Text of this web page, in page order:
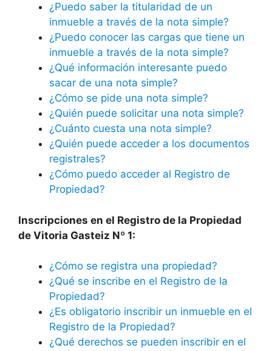
¿Puedo saber la titularidad de un
inmueble a través de la nota simple?
¿Puedo conocer las cargas que tiene un
inmueble a través de la nota simple?
¿Qué información interesante puedo
sacar de una nota simple?
¿Cómo se pide una nota simple?
¿Quién puede solicitar una nota simple?
¿Cuánto cuesta una nota simple?
¿Quién puede acceder a los documentos
registrales?
¿Cómo puedo acceder al Registro de
Propiedad?
Inscripciones en el Registro de la Propiedad
de Vitoria Gasteiz Nº 1:
¿Cómo se registra una propiedad?
¿Qué se inscribe en el Registro de la
Propiedad?
¿Es obligatorio inscribir un inmueble en el
Registro de la Propiedad?
¿Qué derechos se pueden inscribir en el